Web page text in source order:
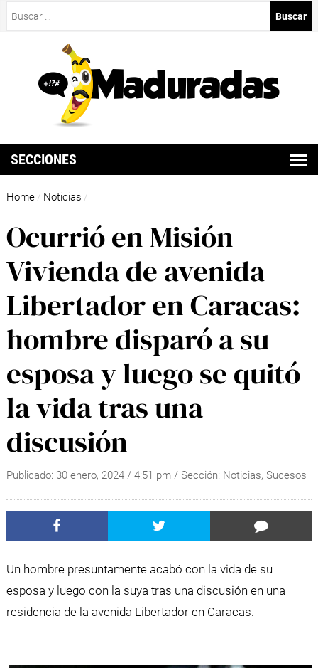
SECCIONES
Home / Noticias /
Ocurrió en Misión
Vivienda de avenida
Libertador en Caracas:
hombre disparó a su
esposa y luego se quitó
la vida tras una
discusión
Publicado: 30 enero, 2024/ 4:51 pm / Sección: Noticias, Sucesos
Un hombre presuntamente acabó con la vida de su
esposa y luego con la suya tras una discusión en una
residencia de la avenida Libertador en Caracas.